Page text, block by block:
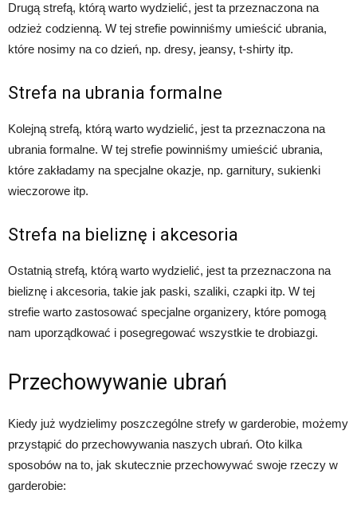
Drugą strefą, którą warto wydzielić, jest ta przeznaczona na
odzież codzienną. W tej strefie powinniśmy umieścić ubrania,
które nosimy na co dzień, np. dresy, jeansy, t-shirty itp.
Strefa na ubrania formalne
Kolejną strefą, którą warto wydzielić, jest ta przeznaczona na
ubrania formalne. W tej strefie powinniśmy umieścić ubrania,
które zakładamy na specjalne okazje, np. garnitury, sukienki
wieczorowe itp.
Strefa na bieliznę i akcesoria
Ostatnią strefą, którą warto wydzielić, jest ta przeznaczona na
bieliznę i akcesoria, takie jak paski, szaliki, czapki itp. W tej
strefie warto zastosować specjalne organizery, które pomogą
nam uporządkować i posegregować wszystkie te drobiazgi.
Przechowywanie ubrań
Kiedy już wydzielimy poszczególne strefy w garderobie, możemy
przystąpić do przechowywania naszych ubrań. Oto kilka
sposobów na to, jak skutecznie przechowywać swoje rzeczy w
garderobie: